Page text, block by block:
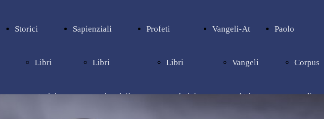
Storici
Libri
storici
Sapienziali
Libri
sapienziali
Profeti
Libri
profetici
Vangeli-At
Vangeli
e Atti
Paolo
Corpus
paolino